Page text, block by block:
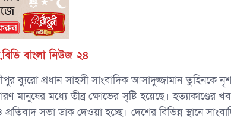
বাংলা নিউজ ২৪
ব্যুরো প্রধান সাহসী সাংবাদিক আসাদুজ্জামান তুহিনকে
মানুষের মধ্যে তীব্র ক্ষোভের সৃষ্টি হয়েছে। হত্যাকাণ্ডের
প্রতিবাদ সভা ডাক দেওয়া হচ্ছে। দেশের বিভিন্ন স্থানে